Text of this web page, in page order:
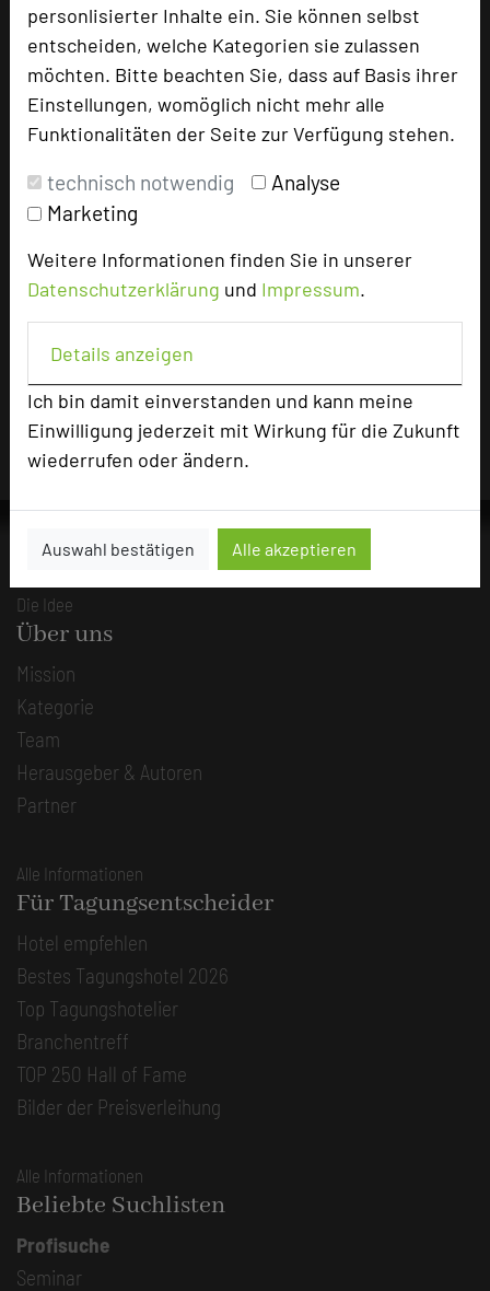
personlisierter Inhalte ein. Sie können selbst
entscheiden, welche Kategorien sie zulassen
möchten. Bitte beachten Sie, dass auf Basis ihrer
Einstellungen, womöglich nicht mehr alle
Funktionalitäten der Seite zur Verfügung stehen.
technisch notwendig
Analyse
Marketing
Weitere Informationen finden Sie in unserer
Datenschutzerklärung und Impressum.
Details anzeigen
Ich bin damit einverstanden und kann meine
Einwilligung jederzeit mit Wirkung für die Zukunft
wiederrufen oder ändern.
Auswahl bestätigen Alle akzeptieren
Seminar, Konferenz, Klausur, Event,
vergangenen 30 Tagen auf diesem Portal
aufgerufen.
Für die Verwendung der Bilder haben die jeweiligen
Hotels die Nutzungsrechte für dieses Portal eingeräumt
und sind dafür verantwortlich.
Die Idee
Über uns
Mission
Kategorie
Team
Herausgeber & Autoren
Partner
Alle Informationen
Für Tagungsentscheider
Hotel empfehlen
Bestes Tagungshotel 2026
Top Tagungshotelier
Branchentreff
TOP 250 Hall of Fame
Bilder der Preisverleihung
Alle Informationen
Beliebte Suchlisten
Profisuche
Seminar